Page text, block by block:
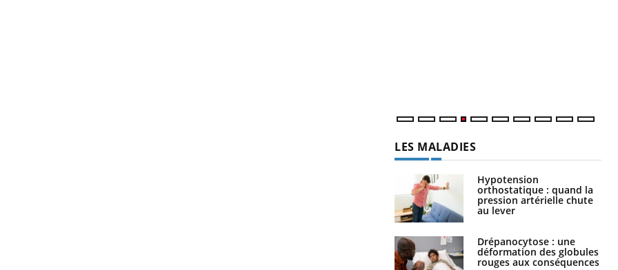
LES MALADIES
Hypotension
orthostatique : quand la
pression artérielle chute
au lever
Drépanocytose : une
déformation des globules
rouges aux conséquences